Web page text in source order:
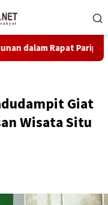
Rapat Paripurna Dprd
Giat
Wisata Situ